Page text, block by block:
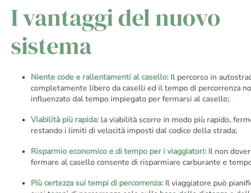
I vantaggi del nuovo
sistema
Niente code e rallentamenti al casello:Il percorso in
completamente libero da caselli ed il tempo di percorrenza
influenzato dal tempo impiegato per fermarsi al casello;
Viabilità più rapida:la viabilità scorre in modo più rapido,
restando i limiti di velocità imposti dal codice della strada;
Risparmio economico e di tempo per i viaggiatori:Il non
fermare al casello consente di risparmiare carburante e
Più certezza sui tempi di percorrenza:Il viaggiatore può